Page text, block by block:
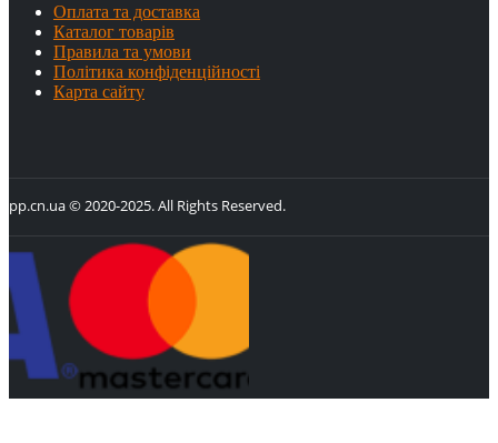
Оплата та доставка
Каталог товарів
Правила та умови
Політика конфіденційності
Карта сайту
pp.cn.ua © 2020-2025. All Rights Reserved.